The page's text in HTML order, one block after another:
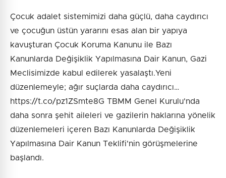
Çocuk adalet sistemimizi daha güçlü, daha caydırıcı
ve çocuğun üstün yararını esas alan bir yapıya
kavuşturan Çocuk Koruma Kanunu ile Bazı
Kanunlarda Değişiklik Yapılmasına Dair Kanun, Gazi
Meclisimizde kabul edilerek yasalaştı.Yeni
düzenlemeyle; ağır suçlarda daha caydırıcı…
https://t.co/pz1ZSmte8G TBMM Genel Kurulu'nda
daha sonra şehit aileleri ve gazilerin haklarına yönelik
düzenlemeleri içeren Bazı Kanunlarda Değişiklik
Yapılmasına Dair Kanun Teklifi'nin görüşmelerine
başlandı.